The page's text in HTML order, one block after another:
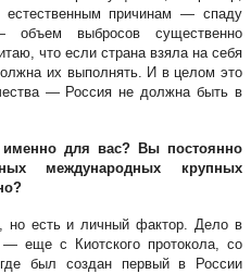
причинам — спаду
выбросов существенно
что если страна взяла на себя
их выполнять. И в целом это
— Россия не должна быть в
для вас? Вы постоянно
международных крупных
но есть и личный фактор. Дело в
еще с Киотского протокола, со
был создан первый в России